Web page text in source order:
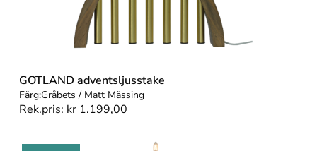
GOTLAND adventsljusstake
Färg:Gråbets / Matt Mässing
Rek.pris: kr 1.199,00